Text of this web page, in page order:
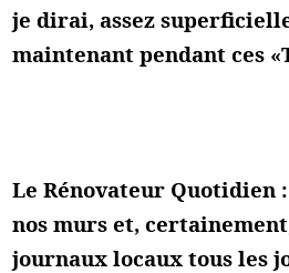
je dirai, assez
maintenant pendant ces
Le Rénovateur Quotidien
nos murs et,
journaux locaux tous les